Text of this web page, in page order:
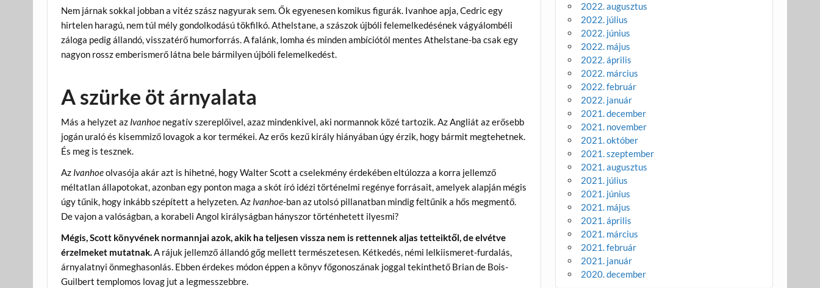
Nem járnak sokkal jobban a vitéz szász nagyurak sem. Ők egyenesen komikus figurák. Ivanhoe apja, Cedric egy
hirtelen haragú, nem túl mély gondolkodású tökfilkó. Athelstane, a szászok újbóli felemelkedésének vágyálombéli
záloga pedig állandó, visszatérő humorforrás. A falánk, lomha és minden ambíciótól mentes Athelstane-ba csak egy
nagyon rossz emberismerő látna bele bármilyen újbóli felemelkedést.
A szürke öt árnyalata
Más a helyzet az Ivanhoe negatív szereplőivel, azaz mindenkivel, aki normannok közé tartozik. Az Angliát az erősebb
jogán uraló és kisemmiző lovagok a kor termékei. Az erős kezű király hiányában úgy érzik, hogy bármit megtehetnek.
És meg is tesznek.
Az Ivanhoeolvasója akár azt is hihetné, hogy Walter Scott a cselekmény érdekében eltúlozza a korra jellemző
méltatlan állapotokat, azonban egy ponton maga a skót író idézi történelmi regénye forrásait, amelyek alapján mégis
úgy tűnik, hogy inkább szépített a helyzeten. Az Ivanhoe-ban az utolsó pillanatban mindig feltűnik a hős megmentő.
De vajon a valóságban, a korabeli Angol királyságban hányszor történhetett ilyesmi?
Mégis, Scott könyvének normannjai azok, akik ha teljesen vissza nem is rettennek aljas tetteiktől, de elvétve
érzelmeket mutatnak.A rájuk jellemző állandó gőg mellett természetesen. Kétkedés, némi lelkiismeret-furdalás,
árnyalatnyi önmeghasonlás. Ebben érdekes módon éppen a könyv főgonoszának joggal tekinthető Brian de Bois-
Guilbert templomos lovag jut a legmesszebbre.
2022. augusztus
2022. július
2022. június
2022. május
2022. április
2022. március
2022. február
2022. január
2021. december
2021. november
2021. október
2021. szeptember
2021. augusztus
2021. július
2021. június
2021. május
2021. április
2021. március
2021. február
2021. január
2020. december